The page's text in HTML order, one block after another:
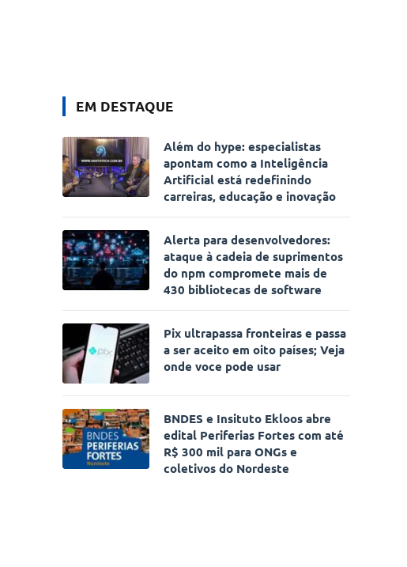
EM DESTAQUE
Além do hype: especialistas
apontam como a Inteligência
Artificial está redefinindo
carreiras, educação e inovação
Alerta para desenvolvedores:
ataque à cadeia de suprimentos
do npm compromete mais de
430 bibliotecas de software
Pix ultrapassa fronteiras e passa
a ser aceito em oito países; Veja
onde voce pode usar
BNDES e Insituto Ekloos abre
edital Periferias Fortes com até
R$ 300 mil para ONGs e
coletivos do Nordeste